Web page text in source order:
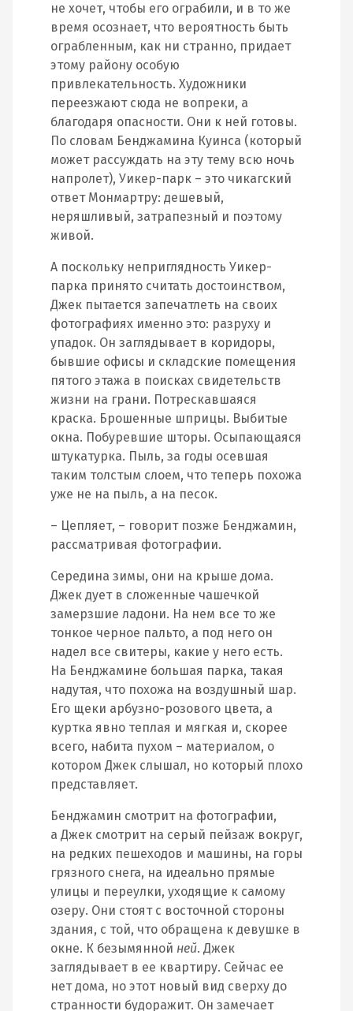
не хочет, чтобы его ограбили, и в то же
время осознает, что вероятность быть
ограбленным, как ни странно, придает
этому району особую
привлекательность. Художники
переезжают сюда не вопреки, а
благодаря опасности. Они к ней готовы.
По словам Бенджамина Куинса (который
может рассуждать на эту тему всю ночь
напролет), Уикер-парк – это чикагский
ответ Монмартру: дешевый,
неряшливый, затрапезный и поэтому
живой.
А поскольку неприглядность Уикер-
парка принято считать достоинством,
Джек пытается запечатлеть на своих
фотографиях именно это: разруху и
упадок. Он заглядывает в коридоры,
бывшие офисы и складские помещения
пятого этажа в поисках свидетельств
жизни на грани. Потрескавшаяся
краска. Брошенные шприцы. Выбитые
окна. Побуревшие шторы. Осыпающаяся
штукатурка. Пыль, за годы осевшая
таким толстым слоем, что теперь похожа
уже не на пыль, а на песок.
– Цепляет, – говорит позже Бенджамин,
рассматривая фотографии.
Середина зимы, они на крыше дома.
Джек дует в сложенные чашечкой
замерзшие ладони. На нем все то же
тонкое черное пальто, а под него он
надел все свитеры, какие у него есть.
На Бенджамине большая парка, такая
надутая, что похожа на воздушный шар.
Его щеки арбузно-розового цвета, а
куртка явно теплая и мягкая и, скорее
всего, набита пухом – материалом, о
котором Джек слышал, но который плохо
представляет.
Бенджамин смотрит на фотографии,
а Джек смотрит на серый пейзаж вокруг,
на редких пешеходов и машины, на горы
грязного снега, на идеально прямые
улицы и переулки, уходящие к самому
озеру. Они стоят с восточной стороны
здания, с той, что обращена к девушке в
окне. К безымянной ней. Джек
заглядывает в ее квартиру. Сейчас ее
нет дома, но этот новый вид сверху до
странности будоражит. Он замечает